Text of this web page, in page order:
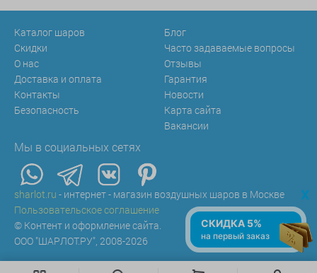
Каталог шаров
Скидки
О нас
Доставка и оплата
Контакты
Безопасность
Блог
Часто задаваемые вопросы
Отзывы
Гарантия
Новости
Карта сайта
Вакансии
Мы в социальных сетях
sharlot.ru - интернет - магазин воздушных шаров в Москве
Пользовательское соглашение
© Контент и оформление сайта.
ООО "ШАРЛОТ.РУ", 2008-2026
x
СКИДКА 5%
на первый заказ